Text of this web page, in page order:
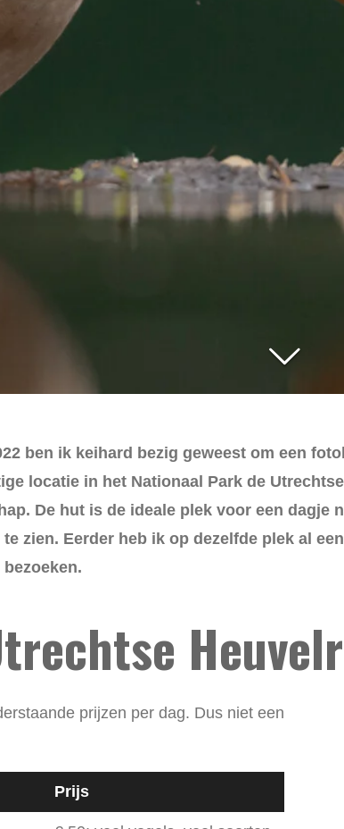
ben ik keihard bezig geweest om een
locatie in het Nationaal Park de
De hut is de ideale plek voor een
zien. Eerder heb ik op dezelfde plek al
prijzen per dag. Dus niet een
Prijs